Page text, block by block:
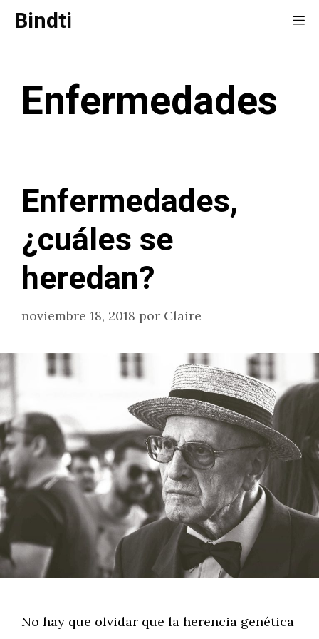
SaltarBindti
Enfermedades
Enfermedades,
¿cuáles se
heredan?
noviembre 18, 2018 por Claire
No hay que olvidar que la herencia genética